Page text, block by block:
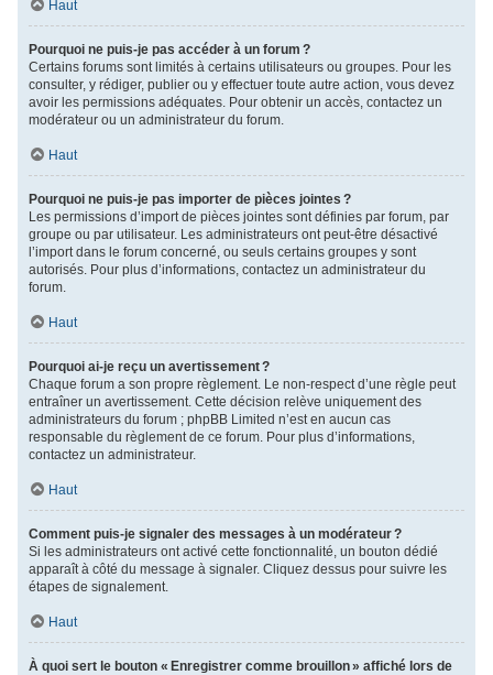
Haut
Pourquoi ne puis-je pas accéder à un forum ?
Certains forums sont limités à certains utilisateurs ou groupes. Pour les
consulter, y rédiger, publier ou y effectuer toute autre action, vous devez
avoir les permissions adéquates. Pour obtenir un accès, contactez un
modérateur ou un administrateur du forum.
Haut
Pourquoi ne puis-je pas importer de pièces jointes ?
Les permissions d’import de pièces jointes sont définies par forum, par
groupe ou par utilisateur. Les administrateurs ont peut-être désactivé
l’import dans le forum concerné, ou seuls certains groupes y sont
autorisés. Pour plus d’informations, contactez un administrateur du
forum.
Haut
Pourquoi ai-je reçu un avertissement ?
Chaque forum a son propre règlement. Le non-respect d’une règle peut
entraîner un avertissement. Cette décision relève uniquement des
administrateurs du forum ; phpBB Limited n’est en aucun cas
responsable du règlement de ce forum. Pour plus d’informations,
contactez un administrateur.
Haut
Comment puis-je signaler des messages à un modérateur ?
Si les administrateurs ont activé cette fonctionnalité, un bouton dédié
apparaît à côté du message à signaler. Cliquez dessus pour suivre les
étapes de signalement.
Haut
À quoi sert le bouton « Enregistrer comme brouillon » affiché lors de